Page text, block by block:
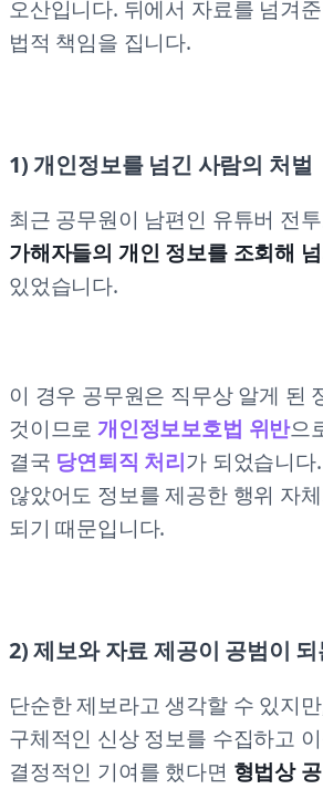
오산입니다. 뒤에서 자료를 넘겨
법적 책임을 집니다.
1) 개인정보를 넘긴 사람의 처벌
최근 공무원이 남편인 유튜버 전
가해자들의 개인 정보를 조회해
있었습니다.
이 경우 공무원은 직무상 알게 된
것이므로개인정보보호법 위반으
결국 당연퇴직 처리가 되었습니
않았어도 정보를 제공한 행위 자
되기 때문입니다.
2) 제보와 자료 제공이 공범이
단순한 제보라고 생각할 수 있지
구체적인 신상 정보를 수집하고
결정적인 기여를 했다면 형법상